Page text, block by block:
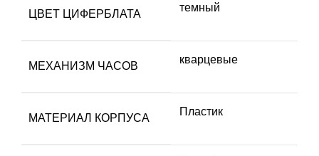
ЦВЕТ ЦИФЕРБЛАТА
темный
МЕХАНИЗМ ЧАСОВ
кварцевые
МАТЕРИАЛ КОРПУСА
Пластик